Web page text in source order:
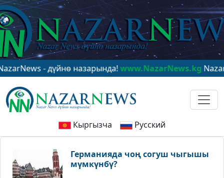
- дүйнө назарында!www.NazarNews.kgNazarNews
Кыргызча Русский
Германияда чоң согуш чыгышы
мүмкүнбү?